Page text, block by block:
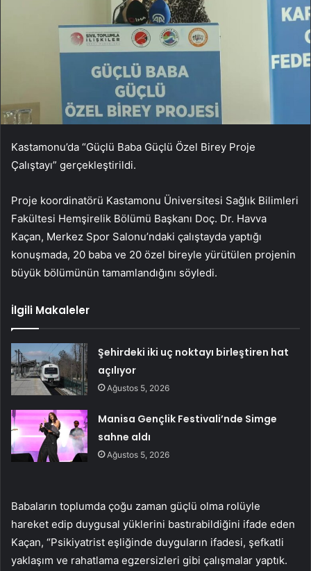
Kastamonu’da “Güçlü Baba Güçlü Özel Birey Proje
Çalıştayı” gerçekleştirildi.
Proje koordinatörü Kastamonu Üniversitesi Sağlık Bilimleri
Fakültesi Hemşirelik Bölümü Başkanı Doç. Dr. Havva
Kaçan, Merkez Spor Salonu’ndaki çalıştayda yaptığı
konuşmada, 20 baba ve 20 özel bireyle yürütülen projenin
büyük bölümünün tamamlandığını söyledi.
İlgili Makaleler
Şehirdeki iki uç noktayı birleştiren hat
açılıyor
Ağustos 5, 2026
Manisa Gençlik Festivali’nde Simge
sahne aldı
Ağustos 5, 2026
Babaların toplumda çoğu zaman güçlü olma rolüyle
hareket edip duygusal yüklerini bastırabildiğini ifade eden
Kaçan, “Psikiyatrist eşliğinde duyguların ifadesi, şefkatli
yaklaşım ve rahatlama egzersizleri gibi çalışmalar yaptık.